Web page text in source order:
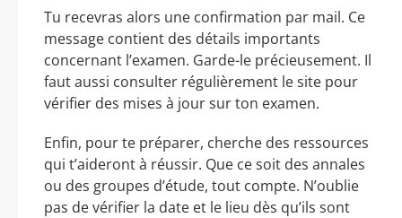
Tu recevras alors une confirmation par mail. Ce
message contient des détails importants
concernant l’examen. Garde-le précieusement. Il
faut aussi consulter régulièrement le site pour
vérifier des mises à jour sur ton examen.
Enfin, pour te préparer, cherche des ressources
qui t’aideront à réussir. Que ce soit des annales
ou des groupes d’étude, tout compte. N’oublie
pas de vérifier la date et le lieu dès qu’ils sont